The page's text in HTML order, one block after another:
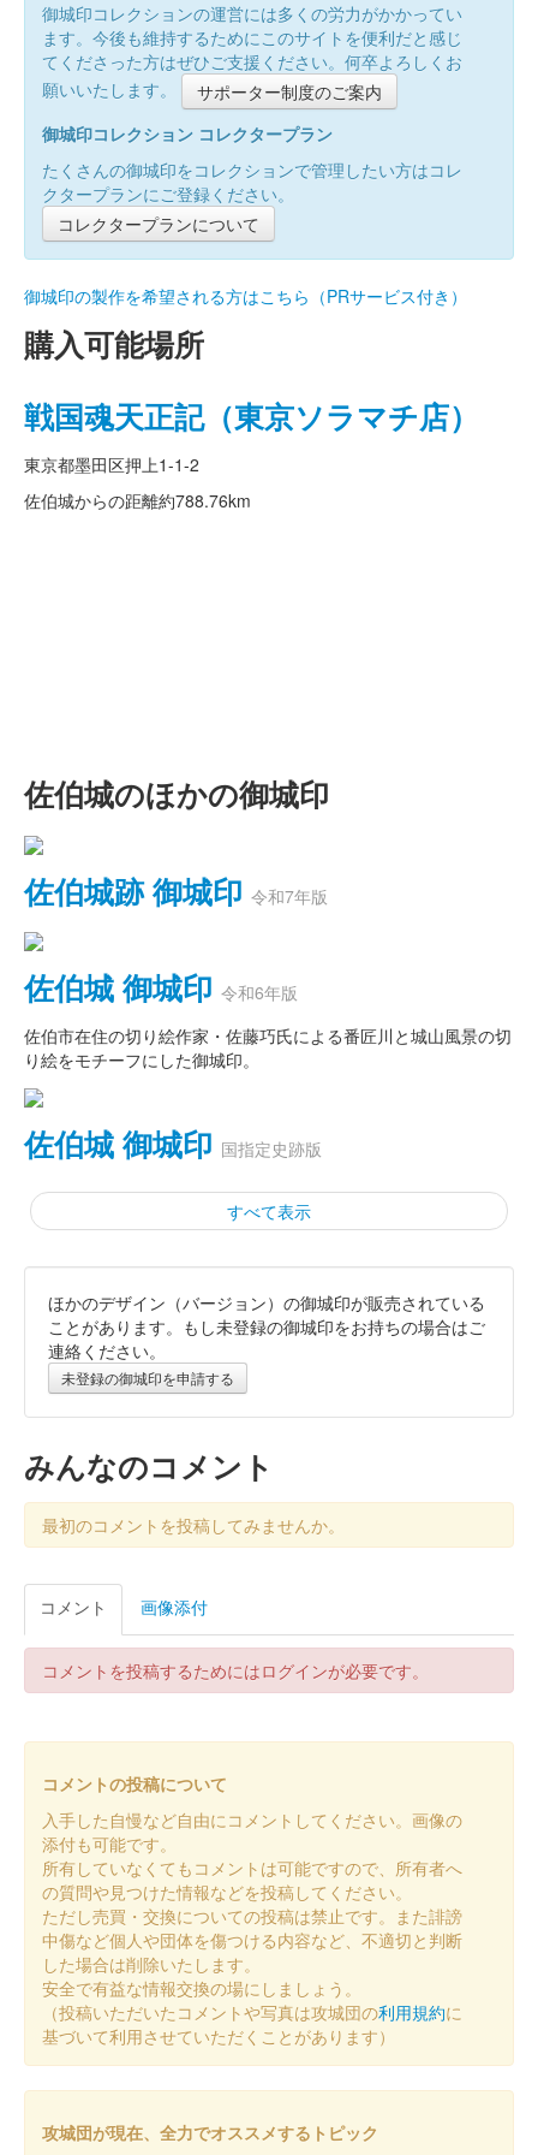
御城印コレクションの運営には多くの労力がかかってい
ます。今後も維持するためにこのサイトを便利だと感じ
てくださった方はぜひご支援ください。何卒よろしくお
願いいたします。
サポーター制度のご案内
御城印コレクション コレクタープラン
たくさんの御城印をコレクションで管理したい方はコレ
クタープランにご登録ください。
コレクタープランについて
御城印の製作を希望される方はこちら（PRサービス付き）
購入可能場所
戦国魂天正記（東京ソラマチ店）
東京都墨田区押上1-1-2
佐伯城からの距離約788.76km
佐伯城のほかの御城印
佐伯城跡 御城印 令和7年版
佐伯城 御城印 令和6年版
佐伯市在住の切り絵作家・佐藤巧氏による番匠川と城山風景の切
り絵をモチーフにした御城印。
佐伯城 御城印 国指定史跡版
すべて表示
佐伯城 御城印 通常版 第2版
佐伯市指定史跡から国指定史跡に変更された。
佐伯城跡 御城印
令和4年版
佐伯市在住の切絵作家・佐藤巧さんによる佐伯城跡の切絵をモチ
ーフにした御城印。
佐伯城跡 御城印
販売終了
数量限定販売。佐伯市在住の切り絵作家・佐藤巧（さとうたく
佐伯城跡 御城印
佐伯城 御城印
200枚限定。
佐伯城跡 御城印
プを集めると購入できた限定版。印と墨書は通常版と同じ。紙、
ほかのデザイン（バージョン）の御城印が販売されている
ことがあります。もし未登録の御城印をお持ちの場合はご
連絡ください。
未登録の御城印を申請する
みんなのコメント
最初のコメントを投稿してみませんか。
コメント 画像添付
コメントを投稿するためにはログインが必要です。
コメントの投稿について
入手した自慢など自由にコメントしてください。画像の
添付も可能です。
所有していなくてもコメントは可能ですので、所有者へ
の質問や見つけた情報などを投稿してください。
ただし売買・交換についての投稿は禁止です。また誹謗
中傷など個人や団体を傷つける内容など、不適切と判断
した場合は削除いたします。
安全で有益な情報交換の場にしましょう。
（投稿いただいたコメントや写真は攻城団の利用規約に
基づいて利用させていただくことがあります）
攻城団が現在、全力でオススメするトピック